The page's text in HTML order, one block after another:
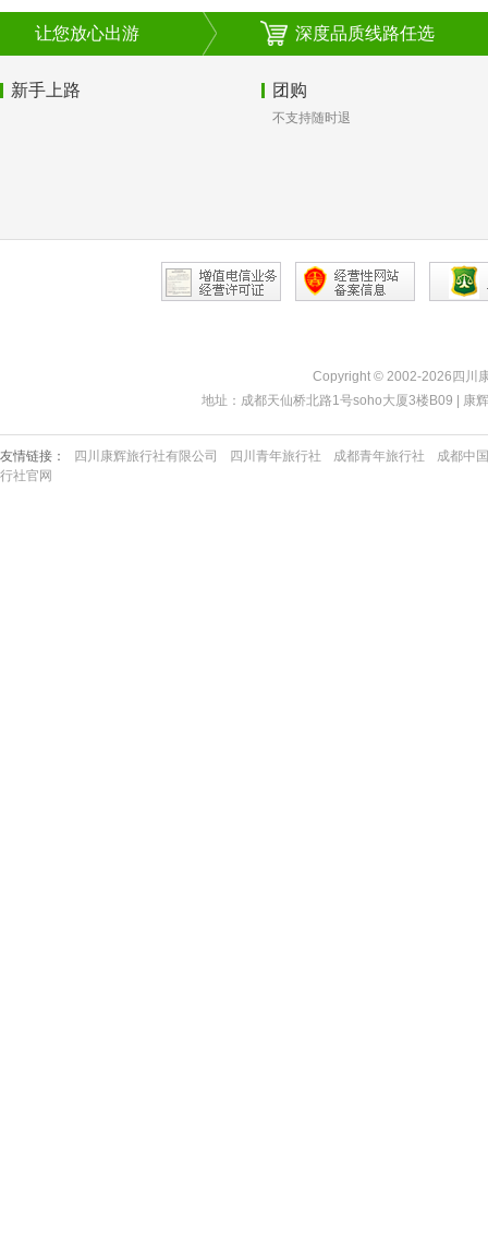
让您放心出游 深度品质线路任选
新手上路 团购
不支持随时退
Copyright © 2002-2026四川
地址：成都天仙桥北路1号soho大厦3楼B09 |
友情链接： 四川康辉旅行社有限公司 四川青年旅行社 成都青年旅行社
成都中
行社官网